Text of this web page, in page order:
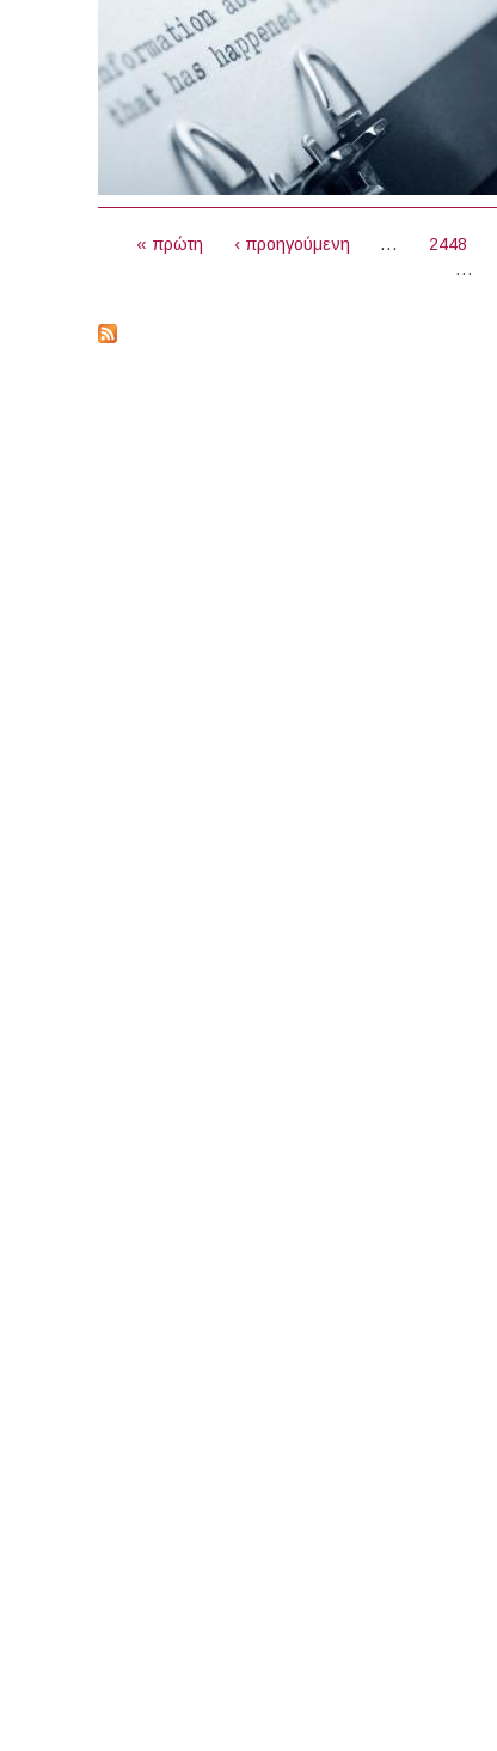
« πρώτη ‹ προηγούμενη … 2448
…